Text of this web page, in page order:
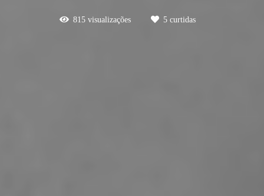
815 visualizações 5 curtidas